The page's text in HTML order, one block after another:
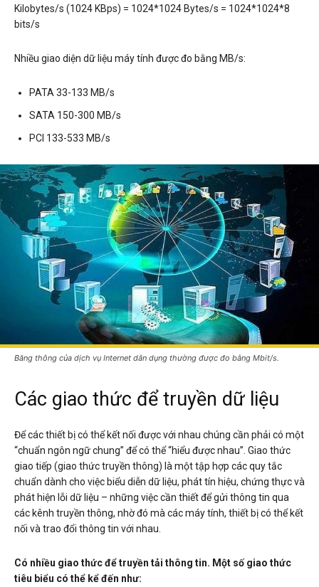
Kilobytes/s (1024 KBps) = 1024*1024 Bytes/s = 1024*1024*8
bits/s
Nhiều giao diện dữ liệu máy tính được đo bằng MB/s:
PATA 33-133 MB/s
SATA 150-300 MB/s
PCI 133-533 MB/s
Băng thông của dịch vụ Internet dân dụng thường được đo bằng Mbit/s.
Các giao thức để truyền dữ liệu
Để các thiết bị có thể kết nối được với nhau chúng cần phải có một
“chuẩn ngôn ngữ chung” để có thể “hiểu được nhau”. Giao thức
giao tiếp (giao thức truyền thông) là một tập hợp các quy tắc
chuẩn dành cho việc biểu diễn dữ liệu, phát tín hiệu, chứng thực và
phát hiện lỗi dữ liệu – những việc cần thiết để gửi thông tin qua
các kênh truyền thông, nhờ đó mà các máy tính, thiết bị có thể kết
nối và trao đổi thông tin với nhau.
Có nhiều giao thức để truyền tải thông tin. Một số giao thức
tiêu biểu có thể kể đến như: